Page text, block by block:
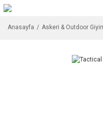
Anasayfa Askeri & Outdoor